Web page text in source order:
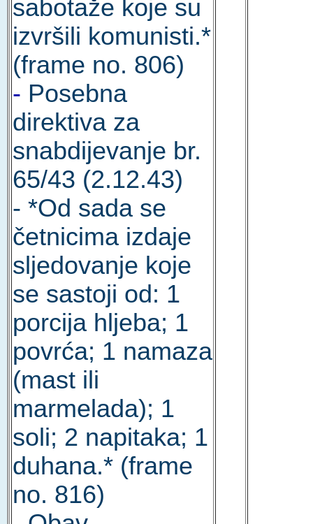
sabotaže koje su
izvršili komunisti.*
(frame no. 806)
- Posebna
direktiva za
snabdijevanje br.
65/43 (2.12.43)
- *Od sada se
četnicima izdaje
sljedovanje koje
se sastoji od: 1
porcija hljeba; 1
povrća; 1 namaza
(mast ili
marmelada); 1
soli; 2 napitaka; 1
duhana.* (frame
no. 816)